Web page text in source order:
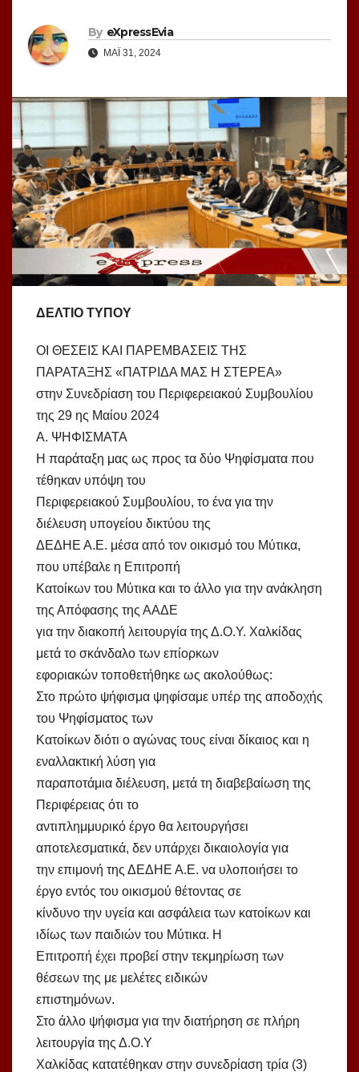
By eXpressEvia
ΜΆΙ 31, 2024
ΔΕΛΤΙΟ ΤΥΠΟΥ
ΟΙ ΘΕΣΕΙΣ ΚΑΙ ΠΑΡΕΜΒΑΣΕΙΣ ΤΗΣ
ΠΑΡΑΤΑΞΗΣ «ΠΑΤΡΙΔΑ ΜΑΣ Η ΣΤΕΡΕΑ»
στην Συνεδρίαση του Περιφερειακού Συμβουλίου
της 29 ης Μαίου 2024
Α. ΨΗΦΙΣΜΑΤΑ
Η παράταξη μας ως προς τα δύο Ψηφίσματα που
τέθηκαν υπόψη του
Περιφερειακού Συμβουλίου, το ένα για την
διέλευση υπογείου δικτύου της
ΔΕΔΗΕ Α.Ε. μέσα από τον οικισμό του Μύτικα,
που υπέβαλε η Επιτροπή
Κατοίκων του Μύτικα και το άλλο για την ανάκληση
της Απόφασης της ΑΑΔΕ
για την διακοπή λειτουργία της Δ.Ο.Υ. Χαλκίδας
μετά το σκάνδαλο των επίορκων
εφοριακών τοποθετήθηκε ως ακολούθως:
Στο πρώτο ψήφισμα ψηφίσαμε υπέρ της αποδοχής
του Ψηφίσματος των
Κατοίκων διότι ο αγώνας τους είναι δίκαιος και η
εναλλακτική λύση για
παραποτάμια διέλευση, μετά τη διαβεβαίωση της
Περιφέρειας ότι το
αντιπλημμυρικό έργο θα λειτουργήσει
αποτελεσματικά, δεν υπάρχει δικαιολογία για
την επιμονή της ΔΕΔΗΕ Α.Ε. να υλοποιήσει το
έργο εντός του οικισμού θέτοντας σε
κίνδυνο την υγεία και ασφάλεια των κατοίκων και
ιδίως των παιδιών του Μύτικα. Η
Επιτροπή έχει προβεί στην τεκμηρίωση των
θέσεων της με μελέτες ειδικών
επιστημόνων.
Στο άλλο ψήφισμα για την διατήρηση σε πλήρη
λειτουργία της Δ.Ο.Υ
Χαλκίδας κατατέθηκαν στην συνεδρίαση τρία (3)